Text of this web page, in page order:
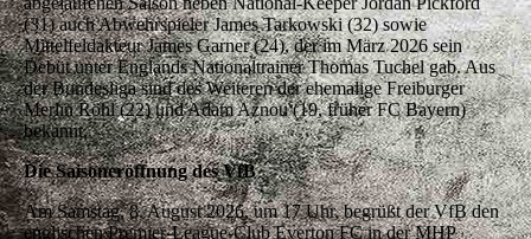
(31) auch Abwehrspieler James Tarkowski (32) sowie
Mittelfeldakteur James Garner (24), der im März 2026 sein
Debüt unter Englands Nationaltrainer Thomas Tuchel gab. Aus
der Bundesliga sind des Weiteren der ehemalige Freiburger
Merlin Röhl (22) und Adam Aznou (19, früher FC Bayern)
bekannt.
Die Saisoneröffnung des VfB
Am Samstag, 8. August 2026, um 17 Uhr, begrüßt der VfB den
englischen Premier-League-Club Everton FC in der MHP